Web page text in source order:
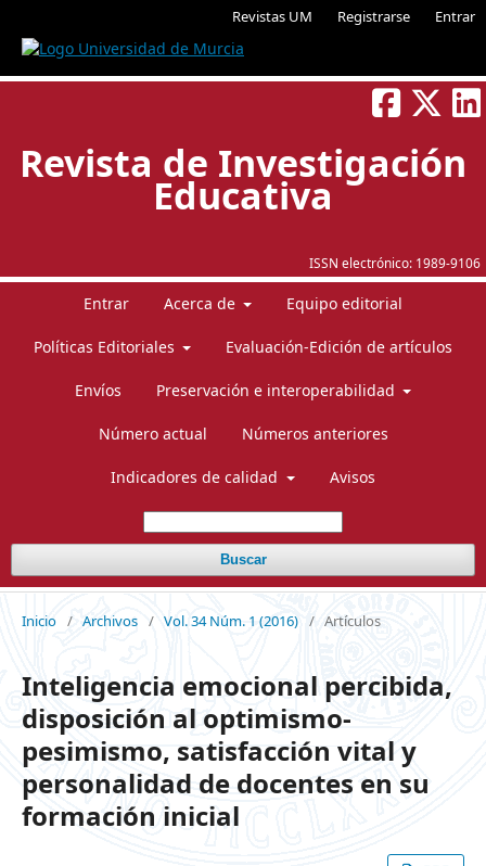
Revistas UM Registrarse Entrar
ISSN electrónico: 1989-9106
Revista de Investigación
Educativa
Entrar Acerca de Equipo editorial
Políticas Editoriales Evaluación-Edición de artículos
Envíos Preservación e interoperabilidad
Número actual Números anteriores
Indicadores de calidad Avisos
Buscar
Inicio / Archivos / Vol. 34 Núm. 1 (2016) / Artículos
Inteligencia emocional percibida,
disposición al optimismo-
pesimismo, satisfacción vital y
personalidad de docentes en su
formación inicial